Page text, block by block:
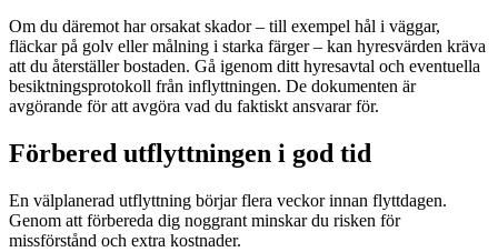
Om du däremot har orsakat skador – till exempel hål i väggar,
fläckar på golv eller målning i starka färger – kan hyresvärden kräva
att du återställer bostaden. Gå igenom ditt hyresavtal och eventuella
besiktningsprotokoll från inflyttningen. De dokumenten är
avgörande för att avgöra vad du faktiskt ansvarar för.
Förbered utflyttningen i god tid
En välplanerad utflyttning börjar flera veckor innan flyttdagen.
Genom att förbereda dig noggrant minskar du risken för
missförstånd och extra kostnader.